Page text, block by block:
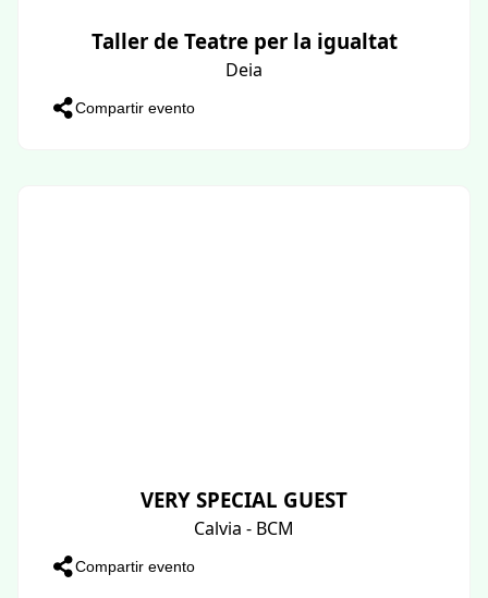
Taller de Teatre per la igualtat
Deia
Compartir evento
VERY SPECIAL GUEST
Calvia - BCM
Compartir evento